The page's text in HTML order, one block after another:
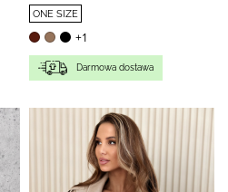
ONE SIZE
+1
Darmowa dostawa